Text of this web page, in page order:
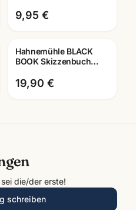
Zeichenbuch für
Künstler
9,95 €
Hahnemühle BLACK
BOOK Skizzenbuch
Zeichenpapier ·
Künstlerbedarf Ma
19,90 €
die/der erste!
schreiben